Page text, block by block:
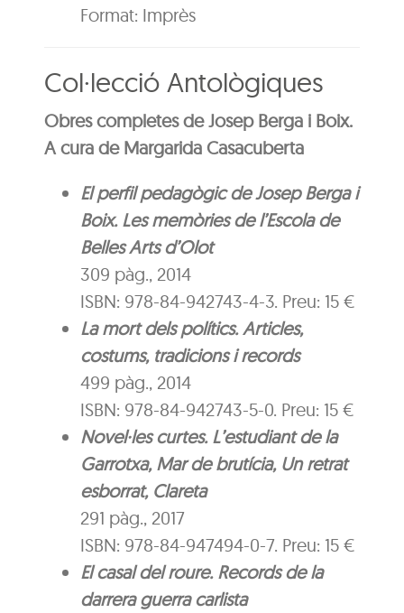
Format: Imprès
Col·lecció Antològiques
Obres completes de Josep Berga i Boix.
A cura de Margarida Casacuberta
El perfil pedagògic de Josep Berga i
Boix. Les memòries de l’Escola de
Belles Arts d’Olot
309 pàg., 2014
ISBN: 978-84-942743-4-3. Preu: 15 €
La mort dels polítics. Articles,
costums, tradicions i records
499 pàg., 2014
ISBN: 978-84-942743-5-0. Preu: 15 €
Novel·les curtes. L’estudiant de la
Garrotxa, Mar de brutícia, Un retrat
esborrat, Clareta
291 pàg., 2017
ISBN: 978-84-947494-0-7. Preu: 15 €
El casal del roure. Records de la
darrera guerra carlista